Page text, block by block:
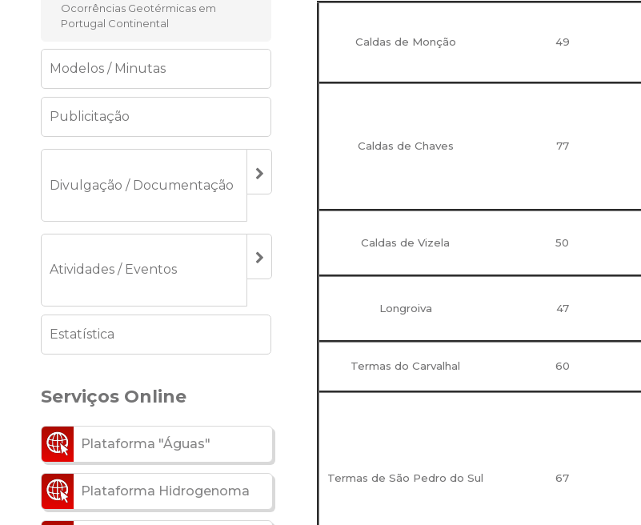
Ocorrências Geotérmicas em
Portugal Continental
Modelos / Minutas
Publicitação
Divulgação / Documentação
Atividades / Eventos
Estatística
Serviços Online
Plataforma "Águas"
Plataforma Hidrogenoma
Caldas de Monção 49
Caldas de Chaves 77
Caldas de Vizela 50
Longroiva 47
Termas do Carvalhal 60
Termas de São Pedro do Sul 67